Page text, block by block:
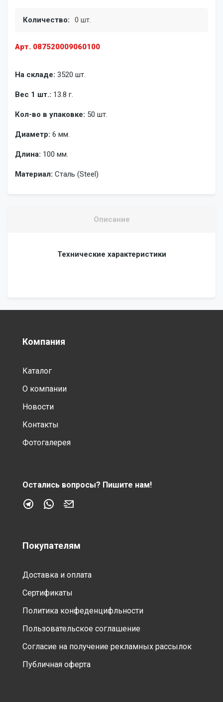
Арт. 087520009060100
На складе: 3520 шт.
Вес 1 шт.: 13.8 г.
Кол-во в упаковке: 50 шт.
Диаметр: 6 мм.
Длина: 100 мм.
Материал: Сталь (Steel)
Количество: 0 шт.
Описание
Технические характеристики
Компания
Каталог
О компании
Новости
Контакты
Фотогалерея
Остались вопросы? Пишите нам!
Покупателям
Доставка и оплата
Сертификаты
Политика конфеденцифльности
Пользовательское соглашение
Согласие на получение рекламных рассылок
Публичная оферта